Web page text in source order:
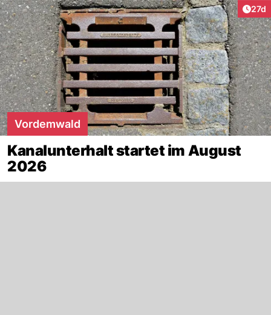
27d
Vordemwald
Kanalunterhalt startet im August
2026